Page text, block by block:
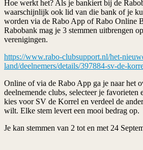
Hoe werkt het? Als je bankiert bij de
waarschijnlijk ook lid van die bank of je
worden via de Rabo App of Rabo Online
Rabobank mag je 3 stemmen uitbrengen
verenigingen.
https://www.rabo-clubsupport.nl/het-
land/deelnemers/details/397884-sv-de-
Online of via de Rabo App ga je naar het
deelnemende clubs, selecteer je favorieten
kies voor SV de Korrel en verdeel de
wilt. Elke stem levert een mooi bedrag op.
Je kan stemmen van 2 tot en met 24